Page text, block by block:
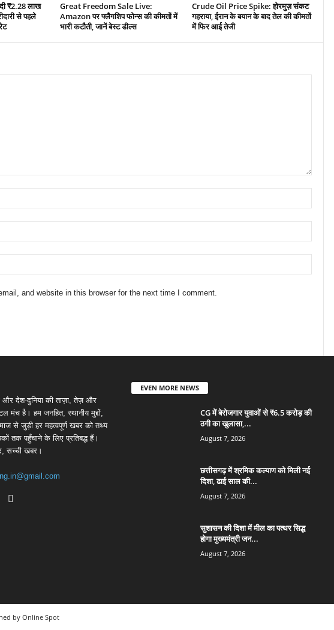
₹2.28 लाख
से पहले
Great Freedom Sale Live:
Amazon पर फ्लैगशिप फोन्स की कीमतों में
भारी कटौती, जानें बेस्ट डील्स
Crude Oil Price Spike: होरमुज़ संकट
गहराया, ईरान के बयान के बाद तेल की कीमतों
में फिर आई तेजी
and website in this browser for the next time I comment.
देश-दुनिया की ताज़ा, तेज़ और
मंच है। हम जनहित, स्थानीय मुद्दों,
से जुड़ी हर महत्वपूर्ण खबर को तथ्य
तक पहुँचाने के लिए प्रतिबद्ध हैं।
सच्ची खबर।
EVEN MORE NEWS
CG में बेरोजगार युवाओं से ₹6.5 करोड़ की
ठगी का खुलासा,...
August 7, 2026
छत्तीसगढ़ में श्रमिक कल्याण को मिली नई
दिशा, ढाई साल की...
August 7, 2026
सुशासन की दिशा में मील का पत्थर सिद्ध
होगा मुख्यमंत्री जन...
August 7, 2026
by Online Spot